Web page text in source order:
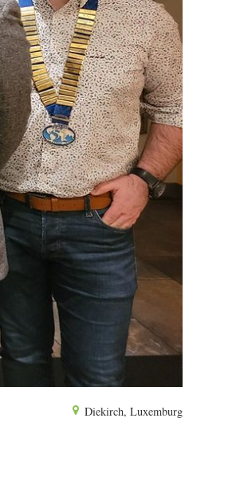
Diekirch, Luxemburg